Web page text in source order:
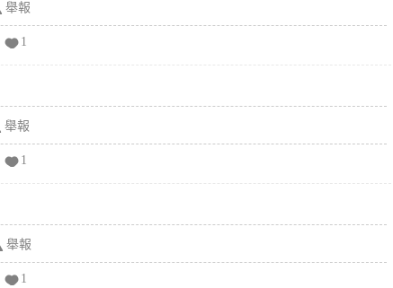
舉報
1
舉報
1
舉報
1